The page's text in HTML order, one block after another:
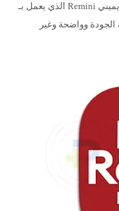
لذا يتم استخدام برنامج توضيح الصور المشوشة ريميني Remini الذي يعمل بـ
وواضحة وغير